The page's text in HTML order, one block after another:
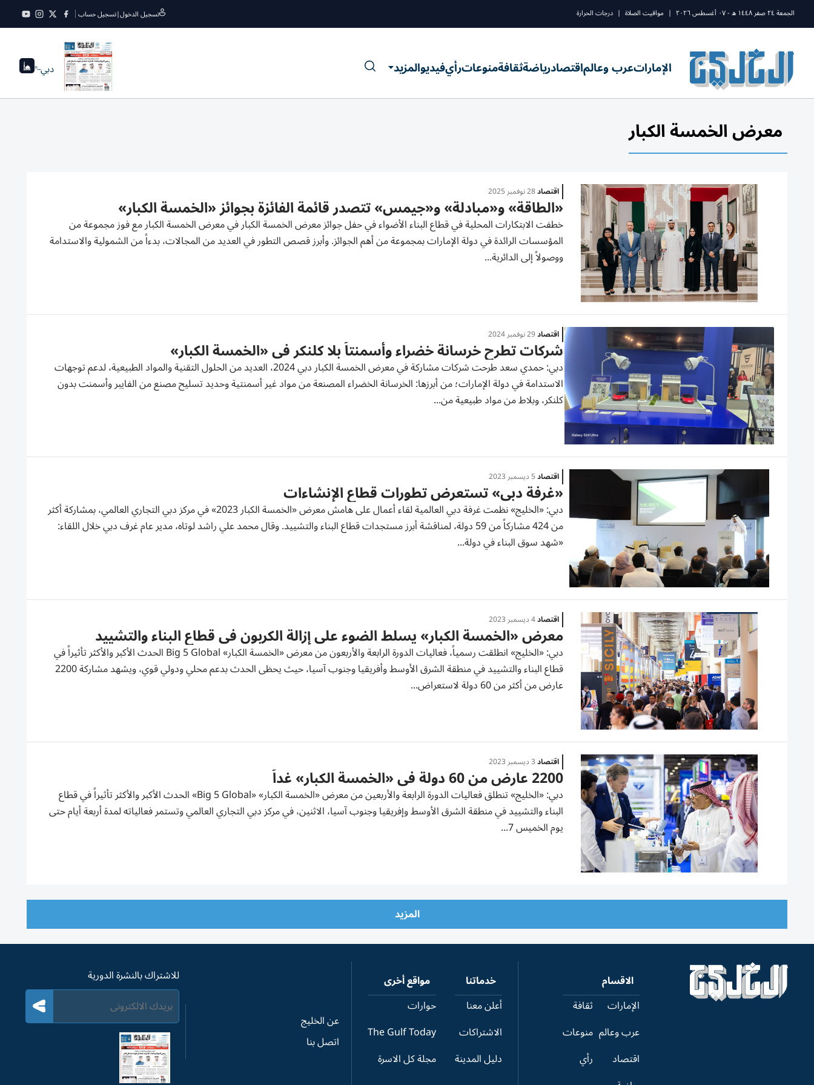
الجمعة ٢٤ صفر ١٤٤٨ ه - ٠٧ أغسطس ٢٠٢٦ | مواقيت الصلاة | درجات الحرارة تسجيل الدخول|تسجيل حساب
الإماراتعرب وعالماقتصادرياضةثقافةمنوعاترأيفيديوالمزيد دبي--°
معرض الخمسة الكبار
اقتصاد28 نوفمبر 2025
«الطاقة» و«مبادلة» و«جيمس» تتصدر قائمة الفائزة بجوائز «الخمسة الكبار»
خطفت الابتكارات المحلية في قطاع البناء الأضواء في حفل جوائز معرض الخمسة الكبار في معرض الخمسة الكبار مع فوز مجموعة من
المؤسسات الرائدة في دولة الإمارات بمجموعة من أهم الجوائز. وأبرز قصص التطور في العديد من المجالات، بدءاً من الشمولية والاستدامة
ووصولاً إلى الدائرية...
اقتصاد29 نوفمبر 2024
شركات تطرح خرسانة خضراء وأسمنتاً بلا كلنكر في «الخمسة الكبار»
دبي: حمدي سعد طرحت شركات مشاركة في معرض الخمسة الكبار دبي 2024، العديد من الحلول التقنية والمواد الطبيعية، لدعم توجهات
الاستدامة في دولة الإمارات؛ من أبرزها: الخرسانة الخضراء المصنعة من مواد غير أسمنتية وحديد تسليح مصنع من الفايبر وأسمنت بدون
كلنكر، وبلاط من مواد طبيعية من...
اقتصاد5 ديسمبر 2023
«غرفة دبي» تستعرض تطورات قطاع الإنشاءات
دبي: «الخليج» نظمت غرفة دبي العالمية لقاء أعمال على هامش معرض «الخمسة الكبار 2023» في مركز دبي التجاري العالمي، بمشاركة أكثر
من 424 مشاركاً من 59 دولة، لمناقشة أبرز مستجدات قطاع البناء والتشييد. وقال محمد علي راشد لوتاه، مدير عام غرف دبي خلال اللقاء:
«شهد سوق البناء في دولة...
اقتصاد4 ديسمبر 2023
معرض «الخمسة الكبار» يسلط الضوء على إزالة الكربون في قطاع البناء والتشييد
دبي: «الخليج» انطلقت رسمياً، فعاليات الدورة الرابعة والأربعون من معرض «الخمسة الكبار» Big 5 Global الحدث الأكبر والأكثر تأثيراً في
قطاع البناء والتشييد في منطقة الشرق الأوسط وأفريقيا وجنوب آسيا، حيث يحظى الحدث بدعم محلي ودولي قوي، ويشهد مشاركة 2200
عارض من أكثر من 60 دولة لاستعراض...
اقتصاد3 ديسمبر 2023
2200 عارض من 60 دولة في «الخمسة الكبار» غداً
دبي: «الخليج» تنطلق فعاليات الدورة الرابعة والأربعين من معرض «الخمسة الكبار» «Big 5 Global» الحدث الأكبر والأكثر تأثيراً في قطاع
البناء والتشييد في منطقة الشرق الأوسط وإفريقيا وجنوب آسيا، الاثنين، في مركز دبي التجاري العالمي وتستمر فعالياته لمدة أربعة أيام حتى
يوم الخميس 7...
المزيد
الاقسام
الإمارات
عرب وعالم
اقتصاد
ثقافة
منوعات
رأي
خدماتنا
أعلن معنا
الاشتراكات
دليل المدينة
مواقع أخرى
حوارات
The Gulf Today
مجلة كل الاسرة
عن الخليج
اتصل بنا
للاشتراك بالنشرة الدورية